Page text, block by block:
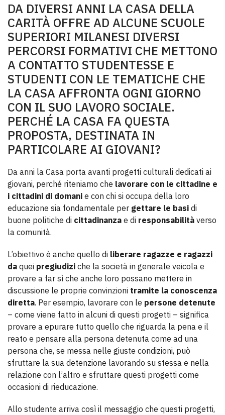
DA DIVERSI ANNI LA CASA DELLA
CARITÀ OFFRE AD ALCUNE SCUOLE
SUPERIORI MILANESI DIVERSI
PERCORSI FORMATIVI CHE METTONO
A CONTATTO STUDENTESSE E
STUDENTI CON LE TEMATICHE CHE
LA CASA AFFRONTA OGNI GIORNO
CON IL SUO LAVORO SOCIALE.
PERCHÉ LA CASA FA QUESTA
PROPOSTA, DESTINATA IN
PARTICOLARE AI GIOVANI?
Da anni la Casa porta avanti progetti culturali dedicati ai
giovani, perché riteniamo che lavorare con le cittadine e
i cittadini di domani e con chi si occupa della loro
educazione sia fondamentale per gettare le basi di
buone politiche di cittadinanza e di responsabilità verso
la comunità.
L’obiettivo è anche quello di liberare ragazze e ragazzi
da quei pregiudizi che la società in generale veicola e
provare a far sì che anche loro possano mettere in
discussione le proprie convinzioni tramite la conoscenza
diretta. Per esempio, lavorare con le persone detenute
– come viene fatto in alcuni di questi progetti – significa
provare a epurare tutto quello che riguarda la pena e il
reato e pensare alla persona detenuta come ad una
persona che, se messa nelle giuste condizioni, può
sfruttare la sua detenzione lavorando su stessa e nella
relazione con l’altro e sfruttare questi progetti come
occasioni di rieducazione.
Allo studente arriva così il messaggio che questi progetti,